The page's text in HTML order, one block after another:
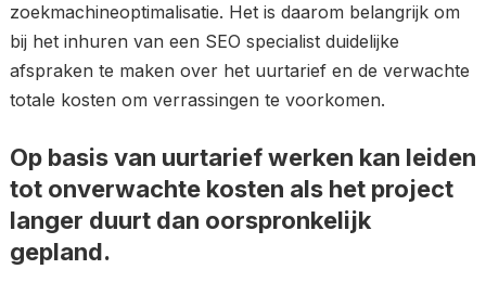
zoekmachineoptimalisatie. Het is daarom belangrijk om
bij het inhuren van een SEO specialist duidelijke
afspraken te maken over het uurtarief en de verwachte
totale kosten om verrassingen te voorkomen.
Op basis van uurtarief werken kan leiden
tot onverwachte kosten als het project
langer duurt dan oorspronkelijk
gepland.